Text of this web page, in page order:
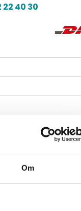
Om
40 30